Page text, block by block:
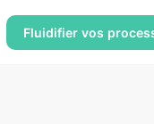
Fluidifier vos